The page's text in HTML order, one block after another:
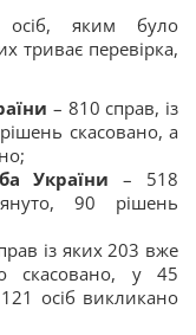
осіб, яким було
триває перевірка,
– 810 справ, із
скасовано, а
України – 518
90 рішень
із яких 203 вже
скасовано, у 45
осіб викликано